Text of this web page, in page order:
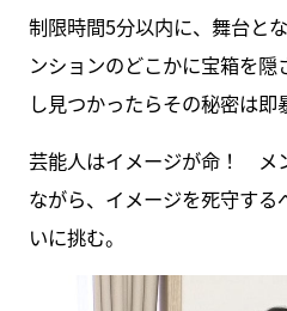
制限時間5分以内に、舞台と
ンションのどこかに宝箱を
し見つかったらその秘密は即
芸能人はイメージが命！ メ
ながら、イメージを死守す
いに挑む。